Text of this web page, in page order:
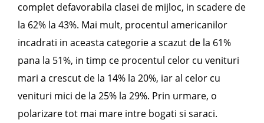
complet defavorabila clasei de mijloc, in scadere de
la 62% la 43%. Mai mult, procentul americanilor
incadrati in aceasta categorie a scazut de la 61%
pana la 51%, in timp ce procentul celor cu venituri
mari a crescut de la 14% la 20%, iar al celor cu
venituri mici de la 25% la 29%. Prin urmare, o
polarizare tot mai mare intre bogati si saraci.